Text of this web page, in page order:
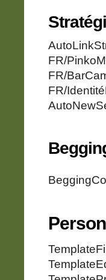
FR/
FR/
FR/